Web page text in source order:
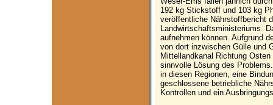
192 kg Stickstoff und 103 kg
veröffentliche Nährstoffbericht
Landwirtschaftsministeriums.
aufnehmen können. Aufgrund
von dort inzwischen Gülle und
Mittellandkanal Richtung
sinnvolle Lösung des
in diesen Regionen, eine
geschlossene betriebliche
Kontrollen und ein